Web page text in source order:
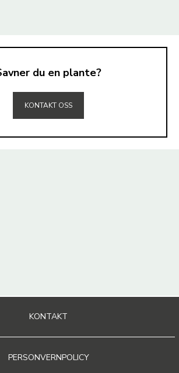
du en plante?
KONTAKT OSS
KONTAKT
PERSONVERNPOLICY